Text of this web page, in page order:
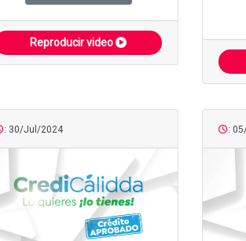
Reproducir video
: 30/Jul/2024 :